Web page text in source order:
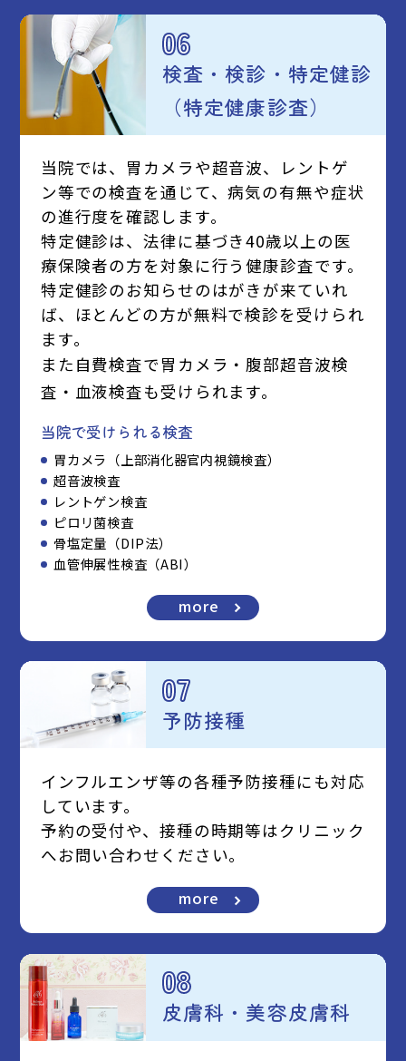
06
検査・検診・特定健診
（特定健康診査）
当院では、胃カメラや超音波、レントゲ
ン等での検査を通じて、病気の有無や症状
の進行度を確認します。
特定健診は、法律に基づき40歳以上の医
療保険者の方を対象に行う健康診査です。
特定健診のお知らせのはがきが来ていれ
ば、ほとんどの方が無料で検診を受けられ
ます。
また自費検査で胃カメラ・腹部超音波検
査・血液検査も受けられます。
当院で受けられる検査
胃カメラ（上部消化器官内視鏡検査）
超音波検査
レントゲン検査
ピロリ菌検査
骨塩定量（DIP法）
血管伸展性検査（ABI）
more
07
予防接種
インフルエンザ等の各種予防接種にも対応
しています。
予約の受付や、接種の時期等はクリニック
へお問い合わせください。
more
08
皮膚科・美容皮膚科